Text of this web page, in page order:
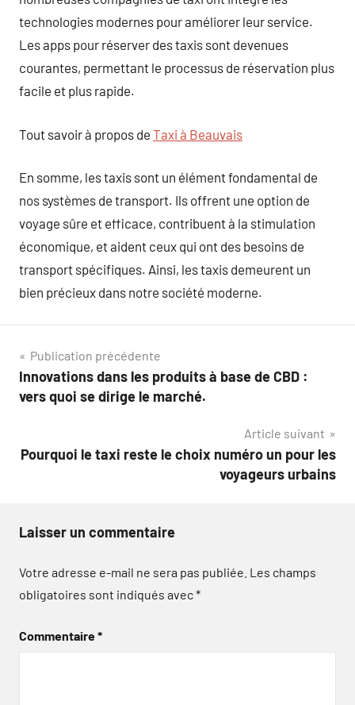
technologies modernes pour améliorer leur service.
Les apps pour réserver des taxis sont devenues
courantes, permettant le processus de réservation plus
facile et plus rapide.
Tout savoir à propos de Taxi à Beauvais
En somme, les taxis sont un élément fondamental de
nos systèmes de transport. Ils offrent une option de
voyage sûre et efficace, contribuent à la stimulation
économique, et aident ceux qui ont des besoins de
transport spécifiques. Ainsi, les taxis demeurent un
bien précieux dans notre société moderne.
Navigation
de
Publication précédente
Innovations dans les produits à base de CBD :
vers quoi se dirige le marché.
Article suivant
Pourquoi le taxi reste le choix numéro un pour les
voyageurs urbains
Laisser un commentaire
Votre adresse e-mail ne sera pas publiée. Les champs
obligatoires sont indiqués avec*
Commentaire*